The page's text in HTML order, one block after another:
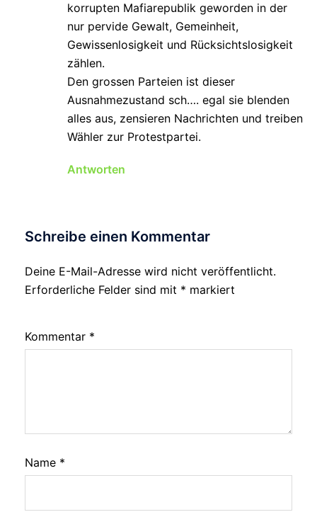
korrupten Mafiarepublik geworden in der
nur pervide Gewalt, Gemeinheit,
Gewissenlosigkeit und Rücksichtslosigkeit
zählen.
Den grossen Parteien ist dieser
Ausnahmezustand sch…. egal sie blenden
alles aus, zensieren Nachrichten und treiben
Wähler zur Protestpartei.
Antworten
Schreibe einen Kommentar
Deine E-Mail-Adresse wird nicht veröffentlicht.
Erforderliche Felder sind mit * markiert
Kommentar *
Name *